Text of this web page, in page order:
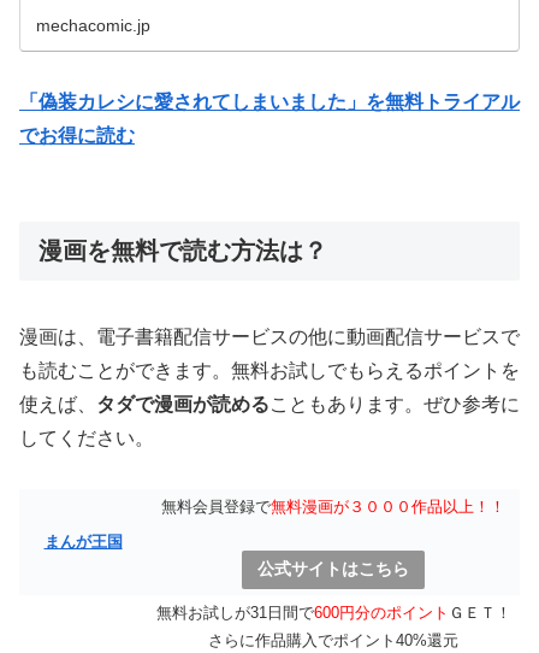
mechacomic.jp
「偽装カレシに愛されてしまいました」を無料トライアル
でお得に読む
漫画を無料で読む方法は？
漫画は、電子書籍配信サービスの他に動画配信サービスで
も読むことができます。無料お試しでもらえるポイントを
使えば、 タダで漫画が読めることもあります。ぜひ参考に
してください。
まんが王国
無料会員登録で無料漫画が３０００作品以上！！
公式サイトはこちら
無料お試しが31日間で600円分のポイント ＧＥＴ！
さらに作品購入でポイント40%還元